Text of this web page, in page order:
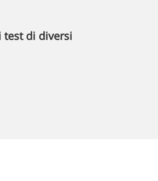
test di diversi